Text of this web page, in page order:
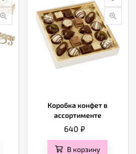
Коробка конфет в
ассортименте
640₽
В корзину